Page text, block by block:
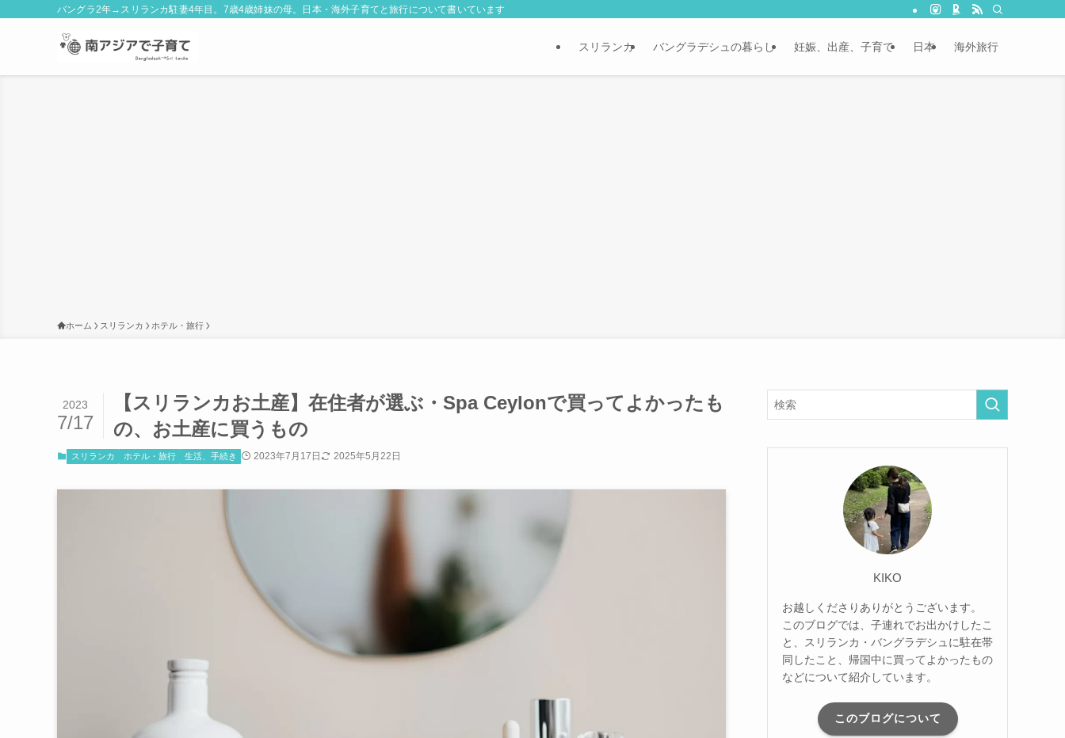
バングラ2年→スリランカ駐妻4年目。7歳4歳姉妹の母。日本・海外子育てと旅行について書いています
スリランカ バングラデシュの暮らし 妊娠、出産、子育て 日本 海外旅行
ホーム スリランカ ホテル・旅行
【スリランカお土産】在住者が選ぶ・Spa Ceylonで買ってよかったも
の、お土産に買うもの
2023
7/17
スリランカ ホテル・旅行 生活、手続き 2023年7月17日 2025年5月22日
KIKO
お越しくださりありがとうございます。
このブログでは、子連れでお出かけしたこ
と、スリランカ・バングラデシュに駐在帯
同したこと、帰国中に買ってよかったもの
などについて紹介しています。
このブログについて